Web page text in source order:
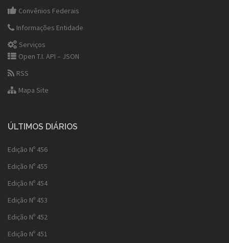
Convênios Federais
Informações Entidade
Serviços
Open T.I. API – JSON
RSS
Mapa Site
ÚLTIMOS DIÁRIOS
Edição Nº 456
Edição Nº 455
Edição Nº 454
Edição Nº 453
Edição Nº 452
Edição Nº 451